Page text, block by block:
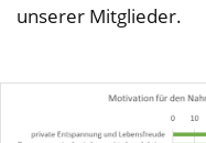
unserer Mitglieder.